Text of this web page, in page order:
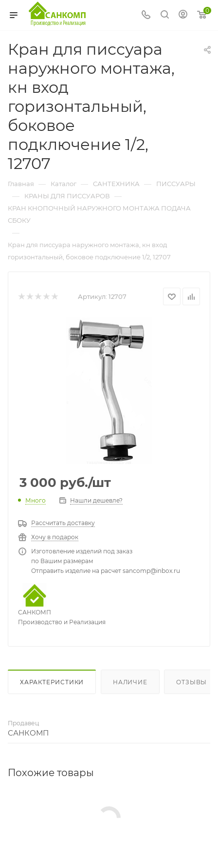
0
Кран для писсуара
наружного монтажа,
кн вход
горизонтальный,
боковое
подключение 1/2,
12707
Главная — Каталог — САНТЕХНИКА — ПИССУАРЫ
— КРАНЫ ДЛЯ ПИССУАРОВ —
КРАН КНОПОЧНЫЙ НАРУЖНОГО МОНТАЖА ПОДАЧА
СБОКУ
—
Кран для писсуара наружного монтажа, кн вход
горизонтальный, боковое подключение 1/2, 12707
Артикул: 12707
3 000 руб./шт
Много Нашли дешевле?
Рассчитать доставку
Хочу в подарок
Изготовление изделий под заказ
по Вашим размерам
Отправить изделие на расчет sancomp@inbox.ru
САНКОМП
Производство и Реализация
ХАРАКТЕРИСТИКИ НАЛИЧИЕ ОТЗЫВЫ
Продавец
САНКОМП
Похожие товары